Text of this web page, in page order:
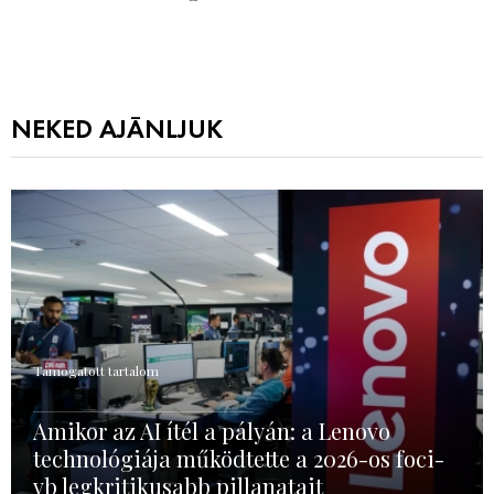
NEKED AJÁNLJUK
Támogatott tartalom
Amikor az AI ítél a pályán: a Lenovo
technológiája működtette a 2026-os foci-
vb legkritikusabb pillanatait